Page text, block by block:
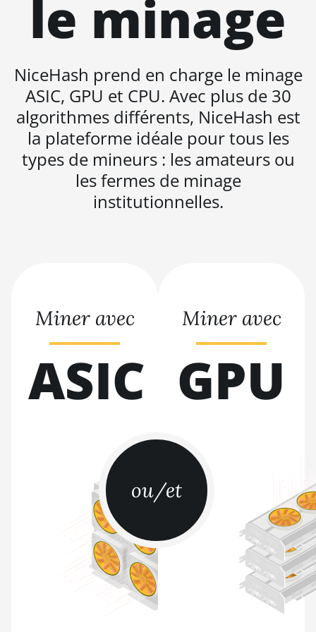
BITMAIN AntMiner S21 XP Immersion
(300Th)
BITMAIN AntMiner S21 XP+ Hyd
(500Th)
BITMAIN AntMiner S21+ (216Th)
BITMAIN AntMiner S21+ Hyd (319Th)
BITMAIN AntMiner S21e XP Hyd
(430Th)
BITMAIN AntMiner S21e XP Hyd 3U
BITMAIN AntMiner S9 SE
BITMAIN AntMiner S9j
BITMAIN AntMiner S9k
BITMAIN AntMiner T17
BITMAIN AntMiner T17+
BITMAIN AntMiner T17e
BITMAIN AntMiner T9+
BITMAIN AntMiner Z11
BITMAIN AntMiner Z11e
BITMAIN AntMiner Z11j
le minage
NiceHash prend en charge le minage
ASIC, GPU et CPU. Avec plus de 30
algorithmes différents, NiceHash est
la plateforme idéale pour tous les
types de mineurs : les amateurs ou
les fermes de minage
institutionnelles.
ou/et
Miner avec
ASIC
Miner avec
GPU